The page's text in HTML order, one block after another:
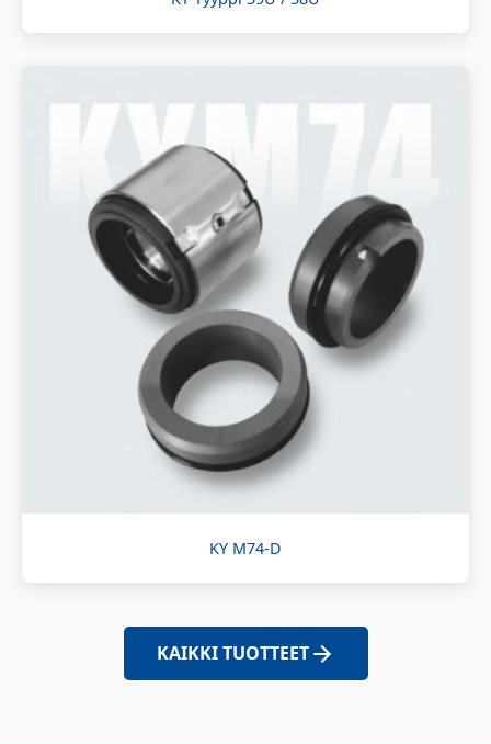
KY M74-D
KAIKKI TUOTTEET